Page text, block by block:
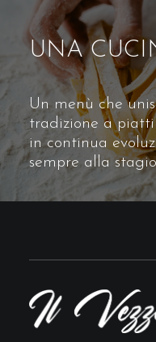
UNA
Un menù che
tradizione a
in continua
sempre alla